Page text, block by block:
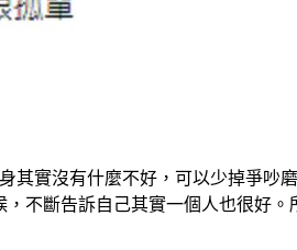
其實沒有什麼不好，可以少掉爭吵
不斷告訴自己其實一個人也很好